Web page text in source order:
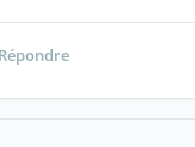
Répondre